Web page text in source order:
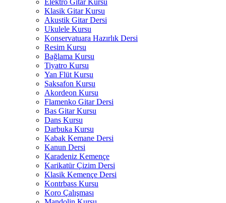
Elektro Gitar Kursu
Klasik Gitar Kursu
Akustik Gitar Dersi
Ukulele Kursu
Konservatuara Hazırlık Dersi
Resim Kursu
Bağlama Kursu
Tiyatro Kursu
Yan Flüt Kursu
Saksafon Kursu
Akordeon Kursu
Flamenko Gitar Dersi
Bas Gitar Kursu
Dans Kursu
Darbuka Kursu
Kabak Kemane Dersi
Kanun Dersi
Karadeniz Kemençe
Karikatür Çizim Dersi
Klasik Kemençe Dersi
Kontrbass Kursu
Koro Çalışması